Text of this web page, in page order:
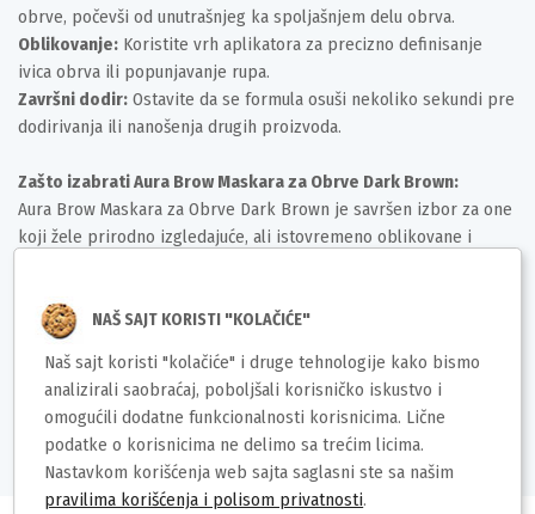
obrve, počevši od unutrašnjeg ka spoljašnjem delu obrva.
Oblikovanje: Koristite vrh aplikatora za precizno definisanje
ivica obrva ili popunjavanje rupa.
Završni dodir: Ostavite da se formula osuši nekoliko sekundi pre
dodirivanja ili nanošenja drugih proizvoda.
Zašto izabrati Aura Brow Maskara za Obrve Dark Brown:
Aura Brow Maskara za Obrve Dark Brown je savršen izbor za one
koji žele prirodno izgledajuće, ali istovremeno oblikovane i
jednostavnost upotrebe čini je idealnom za brze jutarnje rutine i
putovanja.
Deklaracija
NAŠ SAJT KORISTI "KOLAČIĆE"
Naš sajt koristi "kolačiće" i druge tehnologije kako bismo
analizirali saobraćaj, poboljšali korisničko iskustvo i
omogućili dodatne funkcionalnosti korisnicima. Lične
podatke o korisnicima ne delimo sa trećim licima.
Nastavkom korišćenja web sajta saglasni ste sa našim
pravilima korišćenja i polisom privatnosti.